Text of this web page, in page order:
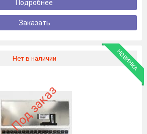
Подробнее
Заказать
Нет в наличии НОВИНКА
Под заказ